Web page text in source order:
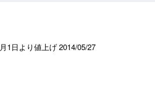
1日より値上げ2014/05/27